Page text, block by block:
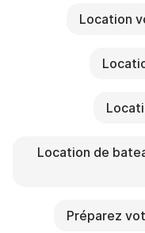
Location
Location de
Préparez